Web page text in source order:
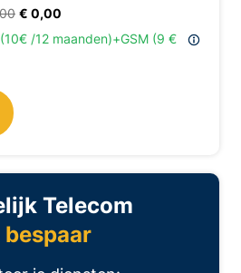
€ 0,00
/12 maanden)+GSM (9 €
Telecom
bespaar